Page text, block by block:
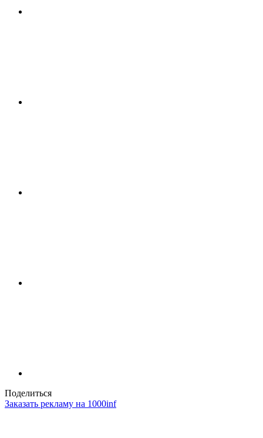
Поделиться
Заказать рекламу на 1000inf